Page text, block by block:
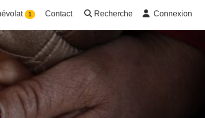
1 Contact Recherche Connexion